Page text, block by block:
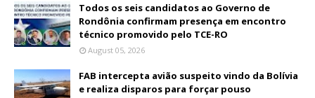
Todos os seis candidatos ao Governo de
Rondônia confirmam presença em encontro
técnico promovido pelo TCE-RO
August 05, 2026
FAB intercepta avião suspeito vindo da Bolívia
e realiza disparos para forçar pouso